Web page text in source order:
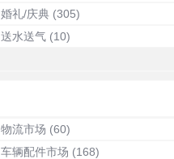
婚礼/庆典 (305)
送水送气 (10)
物流市场 (60)
车辆配件市场 (168)